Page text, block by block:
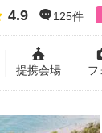
点数
4.9 125件
提携会場 フ